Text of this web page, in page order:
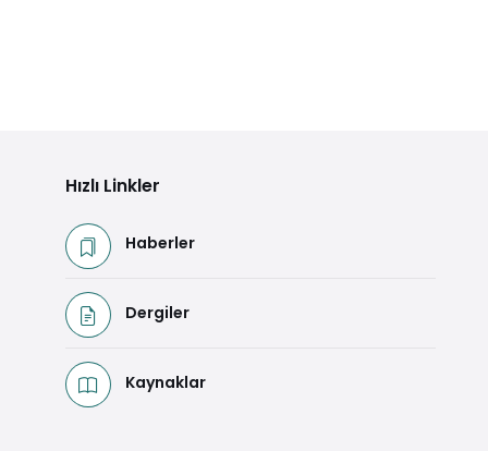
Hızlı Linkler
Haberler
Dergiler
Kaynaklar